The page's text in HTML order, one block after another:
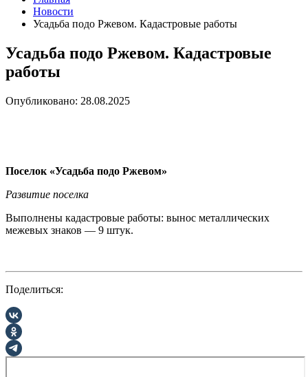
Новости
Усадьба подо Ржевом. Кадастровые работы
Усадьба подо Ржевом. Кадастровые
работы
Опубликовано: 28.08.2025
Поселок «Усадьба подо Ржевом»
Развитие поселка
Выполнены кадастровые работы: вынос металлических
межевых знаков — 9 штук.
Поделиться: